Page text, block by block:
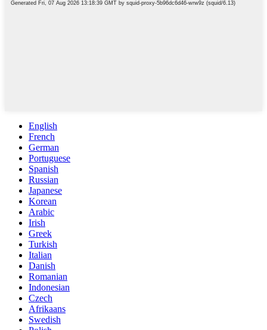
English
French
German
Portuguese
Spanish
Russian
Japanese
Korean
Arabic
Irish
Greek
Turkish
Italian
Danish
Romanian
Indonesian
Czech
Afrikaans
Swedish